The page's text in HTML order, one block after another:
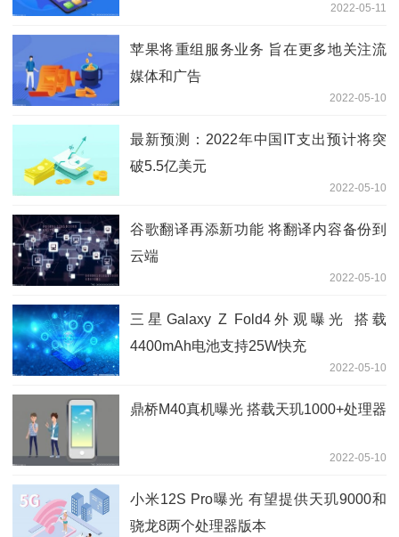
2022-05-11
苹果将​​重组服务业务 旨在更多地关注流
媒体和广告
2022-05-10
最新预测：2022年中国IT支出预计将突
破5.5亿美元
2022-05-10
谷歌翻译再添新功能 将翻译内容备份到
云端
2022-05-10
三星Galaxy Z Fold4外观曝光 搭载
4400mAh电池支持25W快充
2022-05-10
鼎桥M40真机曝光 搭载天玑1000+处理器
2022-05-10
小米12S Pro曝光 有望提供天玑9000和
骁龙8两个处理器版本